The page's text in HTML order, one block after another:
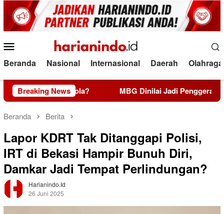
Loncat
ke
konten
Mobile
Beranda Nasional Internasional Daerah Olahraga
Breaking News
Tata Kelola? MBG Dinilai Jadi Penggerak
Beranda Berita
Lapor KDRT Tak Ditanggapi Polisi,
IRT di Bekasi Hampir Bunuh Diri,
Damkar Jadi Tempat Perlindungan?
Harianindo.id
26 Juni 2025